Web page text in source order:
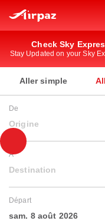
Check Sky
Stay Updated on your Sky
Aller simple
De
Origine
À
Destination
Départ
sam. 8 août 2026